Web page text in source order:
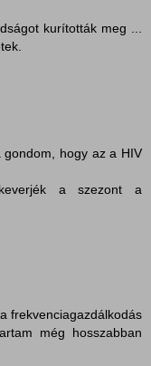
kurították meg ...
hogy az a HIV
a szezont a
frekvenciagazdálkodás
még hosszabban